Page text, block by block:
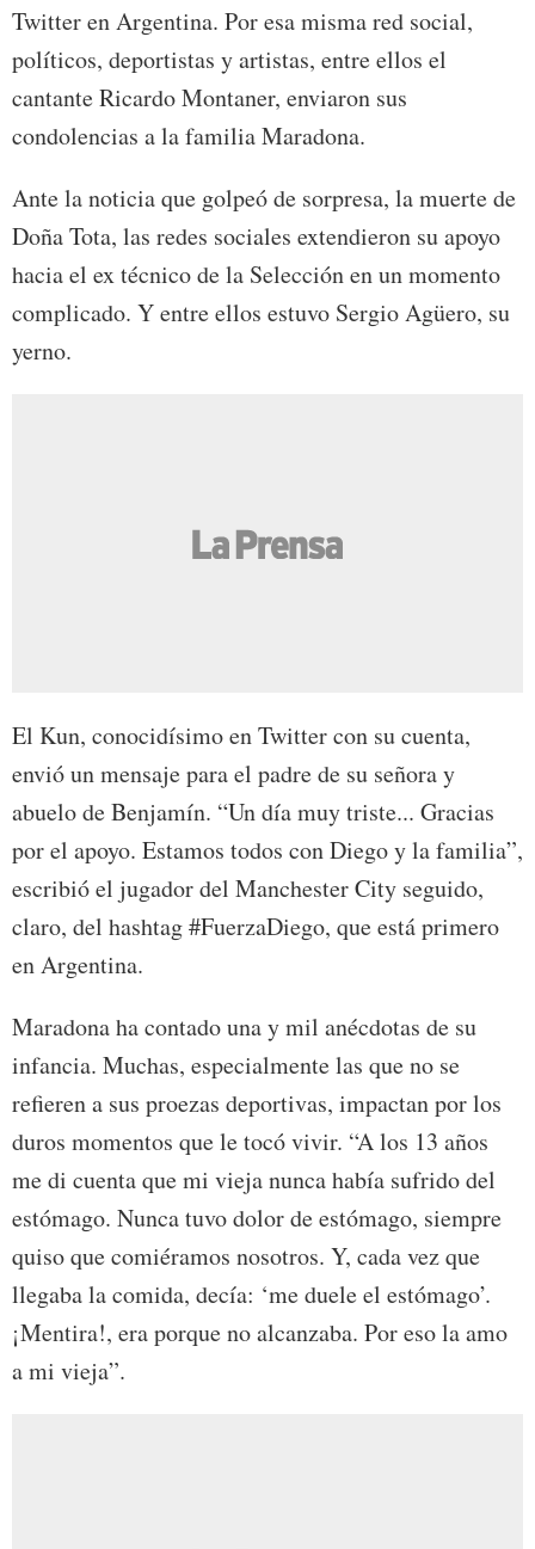
Twitter en Argentina. Por esa misma red social,
políticos, deportistas y artistas, entre ellos el
cantante Ricardo Montaner, enviaron sus
condolencias a la familia Maradona.
Ante la noticia que golpeó de sorpresa, la muerte de
Doña Tota, las redes sociales extendieron su apoyo
hacia el ex técnico de la Selección en un momento
complicado. Y entre ellos estuvo Sergio Agüero, su
yerno.
El Kun, conocidísimo en Twitter con su cuenta,
envió un mensaje para el padre de su señora y
abuelo de Benjamín. “Un día muy triste... Gracias
por el apoyo. Estamos todos con Diego y la familia”,
escribió el jugador del Manchester City seguido,
claro, del hashtag #FuerzaDiego, que está primero
en Argentina.
Maradona ha contado una y mil anécdotas de su
infancia. Muchas, especialmente las que no se
refieren a sus proezas deportivas, impactan por los
duros momentos que le tocó vivir. “A los 13 años
me di cuenta que mi vieja nunca había sufrido del
estómago. Nunca tuvo dolor de estómago, siempre
quiso que comiéramos nosotros. Y, cada vez que
llegaba la comida, decía: ‘me duele el estómago’.
¡Mentira!, era porque no alcanzaba. Por eso la amo
a mi vieja”.